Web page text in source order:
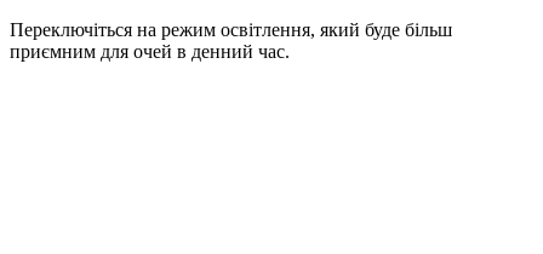
Переключіться на режим освітлення, який буде більш
приємним для очей в денний час.